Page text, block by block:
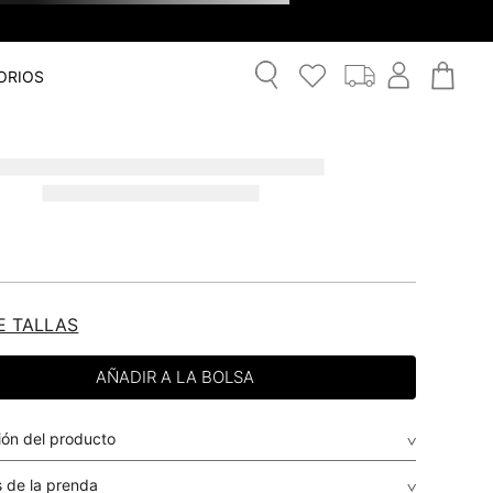
TALLAS
del producto
de la prenda